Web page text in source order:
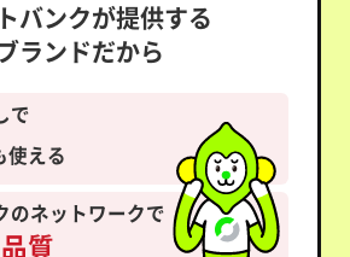
バンクが提供する
ランドだから
で
使える
のネットワークで
質